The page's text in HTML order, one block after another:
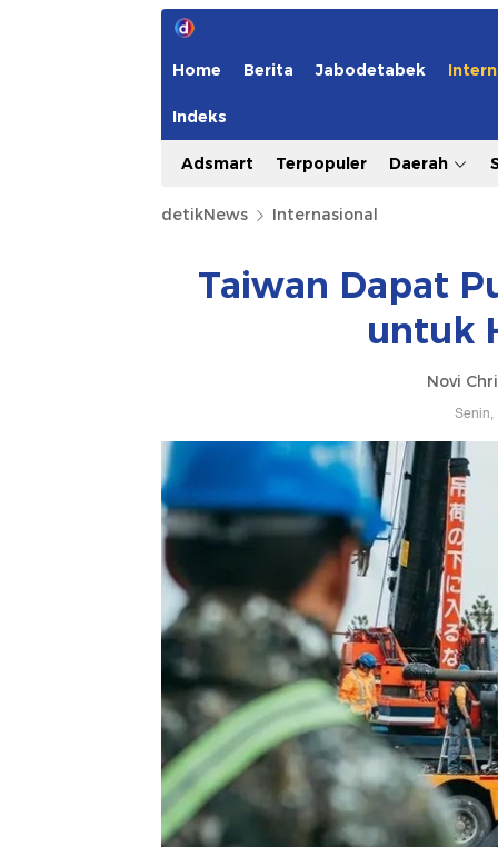
Home Berita Jabodetabek
Indeks
Adsmart Terpopuler Daerah
detikNews Internasional
Taiwan Dapat
untuk
Novi
Senin,